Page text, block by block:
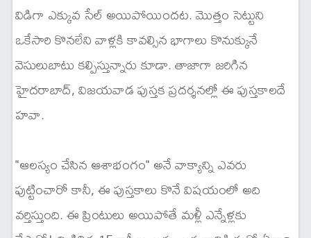
విడిగా ఎక్కువ సేల్ అయిపోయిందట. మొత్తం సెట్టుని
ఒకేసారి కొనలేని వాళ్లకి కావల్సిన భాగాలు కొనుక్కునే
వెసులుబాటు కల్పిస్తున్నారు కూడా. తాజాగా జరిగిన
హైదరాబాద్, విజయవాడ పుస్తక ప్రదర్శనల్లో ఈ పుస్తకాలదే
హవా.
"ఆలస్యం చేసిన ఆశాభంగం" అనే వాక్యాన్ని ఎవరు
పుట్టించారో కానీ, ఈ పుస్తకాలు కొనే విషయంలో అది
వర్తిస్తుంది. ఈ ప్రింటులు అయిపోతే మళ్లీ ఎన్నేళ్లకు